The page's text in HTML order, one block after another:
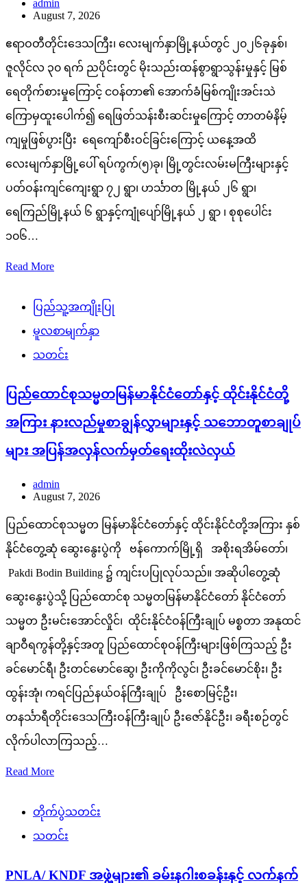
admin
August 7, 2026
ဧရာဝတီတိုင်းဒေသကြီး၊ လေးမျက်နှာမြို့နယ်တွင် ၂၀၂၆ခုနှစ်၊
ဇူလိုင်လ ၃၀ ရက် ညပိုင်းတွင် မိုးသည်းထန်စွာရွာသွန်းမှုနှင့် မြစ်
ရေတိုက်စားမှုကြောင့် ငဝန်တာ၏ အောက်ခံမြစ်ကျိုးအင်းသဲ
ကြောမှထူးပေါက်၍ ရေဖြတ်သန်းစီးဆင်းမှုကြောင့် တာတမံနိမ့်
ကျမှုဖြစ်ပွားပြီး ရေကျော်စီးဝင်ခြင်းကြောင့် ယနေ့အထိ
လေးမျက်နှာမြို့ပေါ် ရပ်ကွက်(၅)ခု၊ မြို့တွင်းလမ်းမကြီးများနှင့်
ပတ်ဝန်းကျင်ကျေးရွာ ၇၂ ရွာ၊ ဟင်္သာတ မြို့နယ် ၂၆ ရွာ၊
ရေကြည်မြို့နယ် ၆ ရွာနှင့်ကျုံပျော်မြို့နယ် ၂ ရွာ ၊ စုစုပေါင်း
၁၀၆…
Read More
ပြည်သူ့အကျိုးပြု
မူလစာမျက်နှာ
သတင်း
ပြည်ထောင်စုသမ္မတမြန်မာနိုင်ငံတော်နှင့် ထိုင်းနိုင်ငံတို့
အကြား နားလည်မှုစာချွန်လွှာများနှင့် သဘောတူစာချုပ်
များ အပြန်အလှန်လက်မှတ်ရေးထိုးလဲလှယ်
admin
August 7, 2026
ပြည်ထောင်စုသမ္မတ မြန်မာနိုင်ငံတော်နှင့် ထိုင်းနိုင်ငံတို့အကြား နှစ်
နိုင်ငံတွေ့ဆုံ ဆွေးနွေးပွဲကို ဗန်ကောက်မြို့ရှိ အစိုးရအိမ်တော်၊
Pakdi Bodin Building ၌ ကျင်းပပြုလုပ်သည်။ အဆိုပါတွေ့ဆုံ
ဆွေးနွေးပွဲသို့ ပြည်ထောင်စု သမ္မတမြန်မာနိုင်ငံတော် နိုင်ငံတော်
သမ္မတ ဦးမင်းအောင်လှိုင်၊ ထိုင်းနိုင်ငံဝန်ကြီးချုပ် မစ္စတာ အနုထင်
ချာဝီရကွန်တို့နှင့်အတူ ပြည်ထောင်စုဝန်ကြီးများဖြစ်ကြသည့် ဦး
ခင်မောင်ရီ၊ ဦးတင်မောင်ဆွေ၊ ဦးကိုကိုလွင်၊ ဦးခင်မောင်စိုး၊ ဦး
ထွန်းအုံ၊ ကရင်ပြည်နယ်ဝန်ကြီးချုပ် ဦးစောမြင့်ဦး၊
တနင်္သာရီတိုင်းဒေသကြီးဝန်ကြီးချုပ် ဦးဇော်နိုင်ဦး၊ ခရီးစဉ်တွင်
လိုက်ပါလာကြသည့်…
Read More
တိုက်ပွဲသတင်း
သတင်း
PNLA/ KNDF အဖွဲ့များ၏ ခမ်းနဂါးစခန်းနှင့် လက်နက်